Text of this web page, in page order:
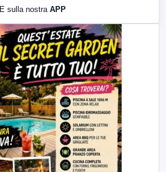
LabNews (replica)
E sulla nostra APP